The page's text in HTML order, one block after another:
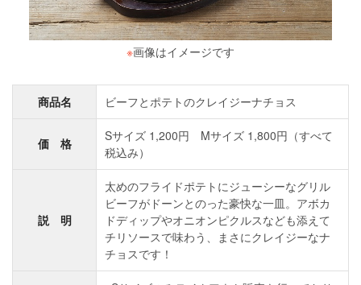
※画像はイメージです
商品名 ビーフとポテトのクレイジーナチョス
価 格
Sサイズ 1,200円 Mサイズ 1,800円（すべて
税込み）
説 明
太めのフライドポテトにジューシーなグリル
ビーフがドーンとのった豪快な一皿。アボカ
ドディップやオニオンピクルスなども添えて
チリソースで味わう、まさにクレイジーなナ
チョスです！